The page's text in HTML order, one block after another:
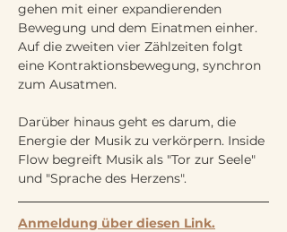
gehen mit einer expandierenden
Bewegung und dem Einatmen einher.
Auf die zweiten vier Zählzeiten folgt
eine Kontraktionsbewegung, synchron
zum Ausatmen.
Darüber hinaus geht es darum, die
Energie der Musik zu verkörpern. Inside
Flow begreift Musik als "Tor zur Seele"
und "Sprache des Herzens".
Anmeldung über diesen Link.